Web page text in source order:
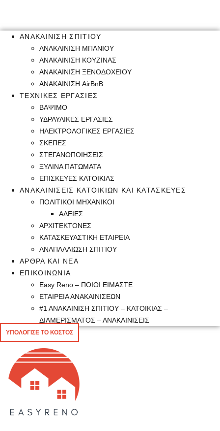
ΑΝΑΚΑΙΝΙΣΗ ΣΠΙΤΙΟΥ
ΑΝΑΚΑΙΝΙΣΗ ΜΠΑΝΙΟΥ
ΑΝΑΚΑΙΝΙΣΗ ΚΟΥΖΙΝΑΣ
ΑΝΑΚΑΙΝΙΣΗ ΞΕΝΟΔΟΧΕΙΟΥ
ΑΝΑΚΑΙΝΙΣΗ AirBnB
ΤΕΧΝΙΚΕΣ ΕΡΓΑΣΙΕΣ
ΒΑΨΙΜΟ
ΥΔΡΑΥΛΙΚΕΣ ΕΡΓΑΣΙΕΣ
ΗΛΕΚΤΡΟΛΟΓΙΚΕΣ ΕΡΓΑΣΙΕΣ
ΣΚΕΠΕΣ
ΣΤΕΓΑΝΟΠΟΙΗΣΕΙΣ
ΞΥΛΙΝΑ ΠΑΤΩΜΑΤΑ
ΕΠΙΣΚΕΥΕΣ ΚΑΤΟΙΚΙΑΣ
ΑΝΑΚΑΙΝΙΣΕΙΣ ΚΑΤΟΙΚΙΩΝ ΚΑΙ ΚΑΤΑΣΚΕΥΕΣ
ΠΟΛΙΤΙΚΟΙ ΜΗΧΑΝΙΚΟΙ
ΑΔΕΙΕΣ
ΑΡΧΙΤΕΚΤΟΝΕΣ
ΚΑΤΑΣΚΕΥΑΣΤΙΚΗ ΕΤΑΙΡΕΙΑ
ΑΝΑΠΑΛΑΙΩΣΗ ΣΠΙΤΙΟΥ
ΑΡΘΡΑ ΚΑΙ ΝΕΑ
ΕΠΙΚΟΙΝΩΝΙΑ
Easy Reno – ΠΟΙΟΙ ΕΙΜΑΣΤΕ
ΕΤΑΙΡΕΙΑ ΑΝΑΚΑΙΝΙΣΕΩΝ
#1 ΑΝΑΚΑΙΝΙΣΗ ΣΠΙΤΙΟΥ – ΚΑΤΟΙΚΙΑΣ –
ΔΙΑΜΕΡΙΣΜΑΤΟΣ – ΑΝΑΚΑΙΝΙΣΕΙΣ
ΥΠΟΛΟΓΙΣΕ ΤΟ ΚΟΣΤΟΣ